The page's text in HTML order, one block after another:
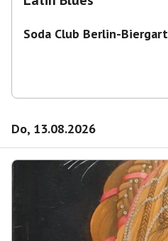
Soda Club Berlin-
Do, 13.08.2026